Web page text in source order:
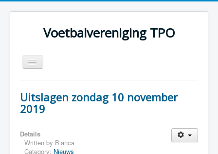
Voetbalvereniging TPO
Toggle
Navigation
Over TPO
Foto's
Uitslagen zondag 10 november
2019
Details
Written by Bianca
Category: Nieuws